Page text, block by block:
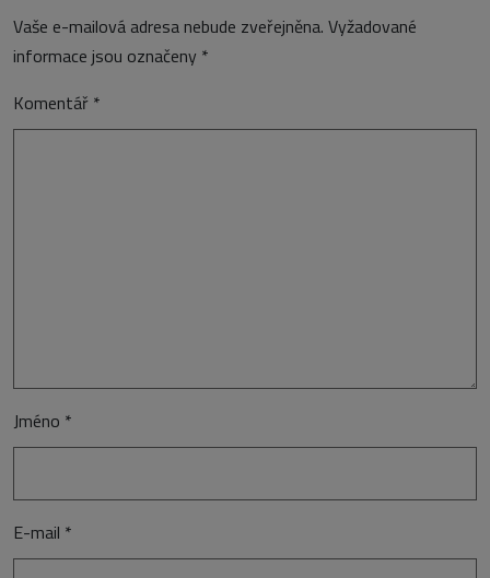
Vaše e-mailová adresa nebude zveřejněna. Vyžadované
informace jsou označeny *
Komentář *
Jméno *
E-mail *